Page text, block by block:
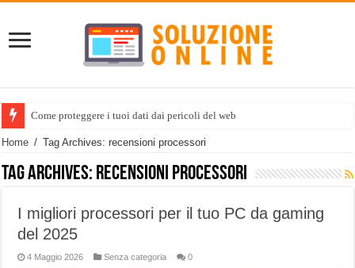
Come proteggere i tuoi dati dai pericoli del web
Home / Tag Archives: recensioni processori
Tag Archives: recensioni processori
I migliori processori per il tuo PC da gaming
del 2025
4 Maggio 2026 Senza categoria 0